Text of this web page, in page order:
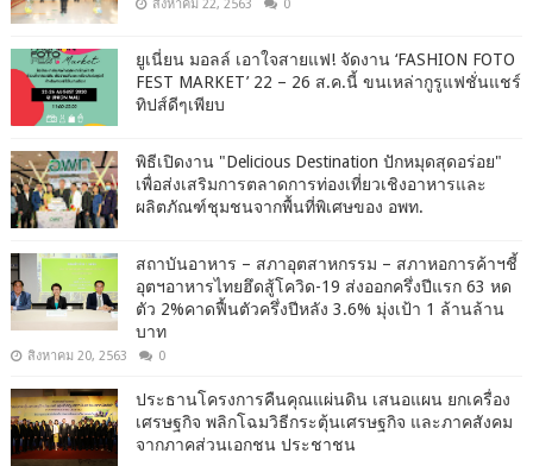
สิงหาคม 22, 2563 0
ยูเนี่ยน มอลล์ เอาใจสายแฟ! จัดงาน ‘FASHION FOTO
FEST MARKET’ 22 – 26 ส.ค.นี้ ขนเหล่ากูรูแฟชั่นแชร์
ทิปส์ดีๆเพียบ
พิธีเปิดงาน "Delicious Destination ปักหมุดสุดอร่อย"
เพื่อส่งเสริมการตลาดการท่องเที่ยวเชิงอาหารและ
ผลิตภัณฑ์ชุมชนจากพื้นที่พิเศษของ อพท.
สถาบันอาหาร – สภาอุตสาหกรรม – สภาหอการค้าฯชี้
อุตฯอาหารไทยฮึดสู้โควิด-19 ส่งออกครึ่งปีแรก 63 หด
ตัว 2%คาดฟื้นตัวครึ่งปีหลัง 3.6% มุ่งเป้า 1 ล้านล้าน
บาท
สิงหาคม 20, 2563 0
ประธานโครงการคืนคุณแผ่นดิน เสนอแผน ยกเครื่อง
เศรษฐกิจ พลิกโฉมวิธีกระตุ้นเศรษฐกิจ และภาคสังคม
จากภาคส่วนเอกชน ประชาชน